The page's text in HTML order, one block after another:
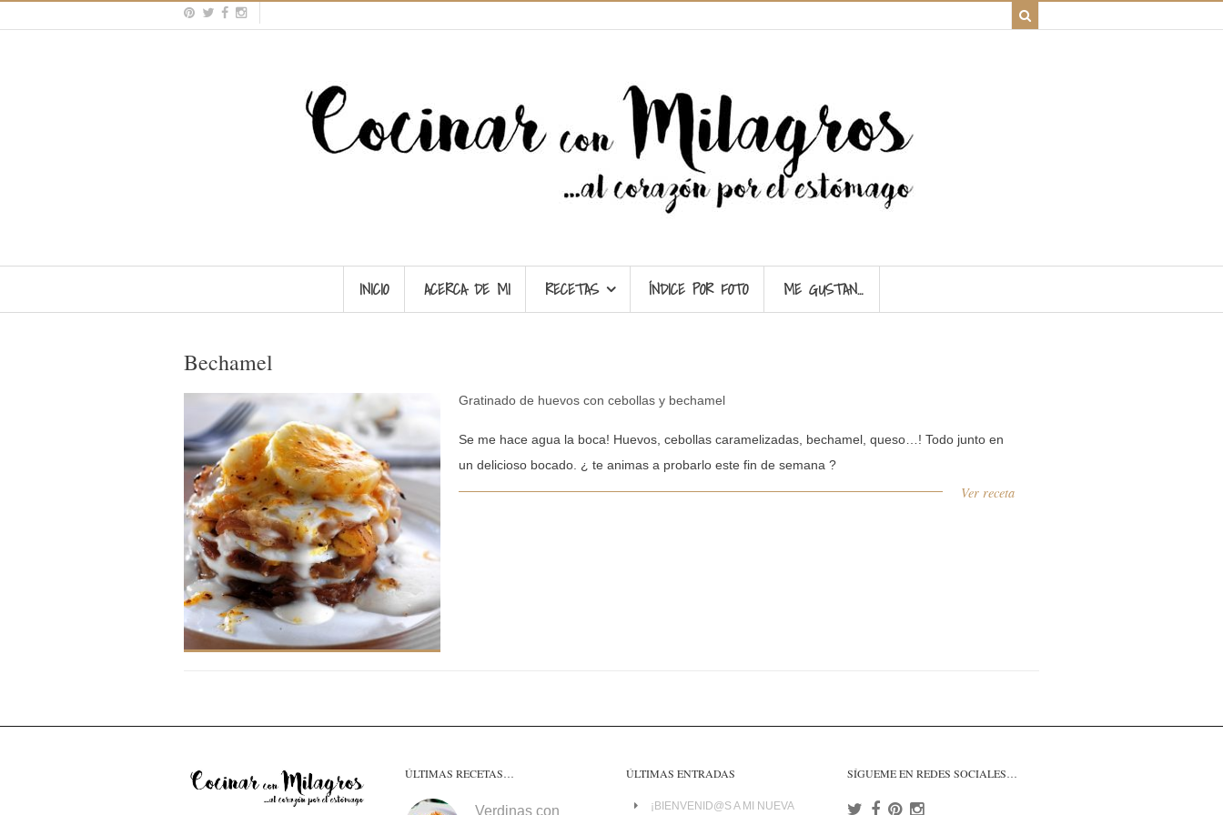
INICIO ACERCA DE MI RECETAS ÍNDICE POR FOTO ME GUSTAN…
Bechamel
Gratinado de huevos con cebollas y bechamel
Se me hace agua la boca! Huevos, cebollas caramelizadas, bechamel, queso…! Todo junto en
un delicioso bocado. ¿ te animas a probarlo este fin de semana ?
Ver receta
ÚLTIMAS RECETAS…
Verdinas con
ÚLTIMAS ENTRADAS
¡BIENVENID@S A MI NUEVA
SÍGUEME EN REDES SOCIALES…